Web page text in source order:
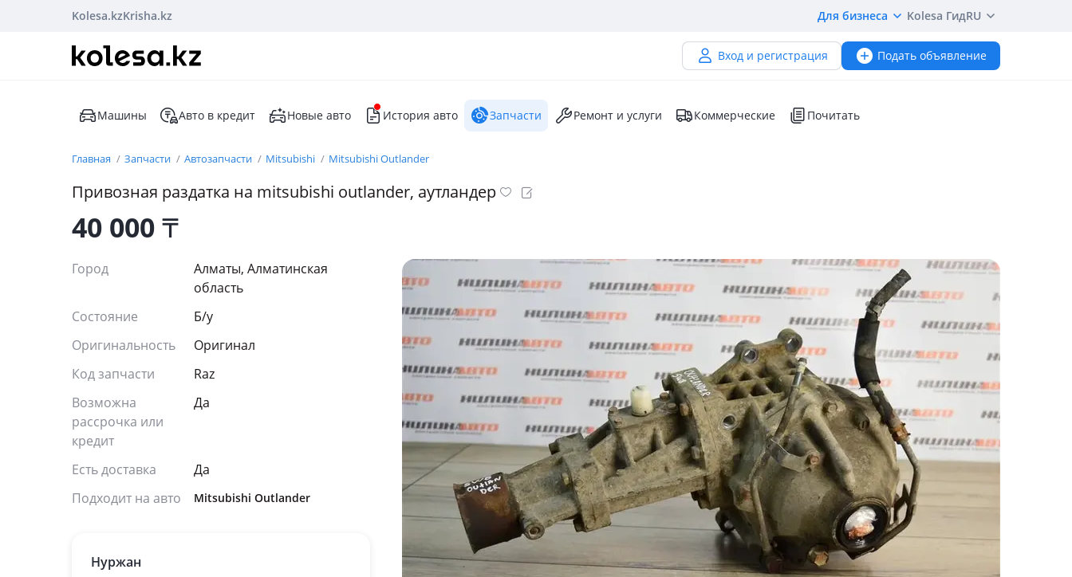
Kolesa.kzKrisha.kz Для бизнеса Kolesa ГидRU
Вход и регистрация Подать объявление
Машины Авто в кредит Новые авто История авто Запчасти Ремонт и услуги Коммерческие Почитать
Главная Запчасти Автозапчасти Mitsubishi Mitsubishi Outlander
Привозная раздатка на mitsubishi outlander, аутландер
40 000₸
Город
Алматы, Алматинская
область
Состояние
Б/y
Оригинальность
Оригинал
Код запчасти
Raz
Возможна
рассрочка или
кредит
Да
Есть доставка
Да
Подходит на авто
Mitsubishi Outlander
Нуржан